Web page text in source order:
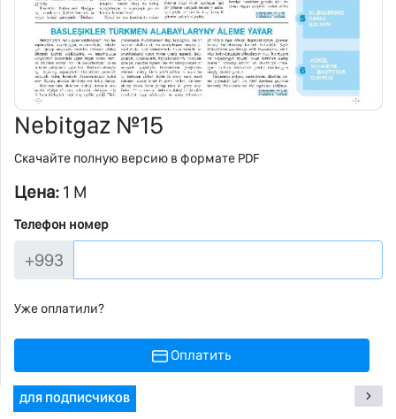
Nebitgaz №15
Скачайте полную версию в формате PDF
Цена: 1 M
Телефон номер
+993
Уже оплатили?
Оплатить
ДЛЯ ПОДПИСЧИКОВ